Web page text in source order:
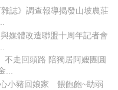
誌》調查報導揭發山坡農莊
媒體改造聯盟十周年記者會
走回頭路 陪獨居阿嬤團圓
...
小豬回娘家 餵飽飽~助弱